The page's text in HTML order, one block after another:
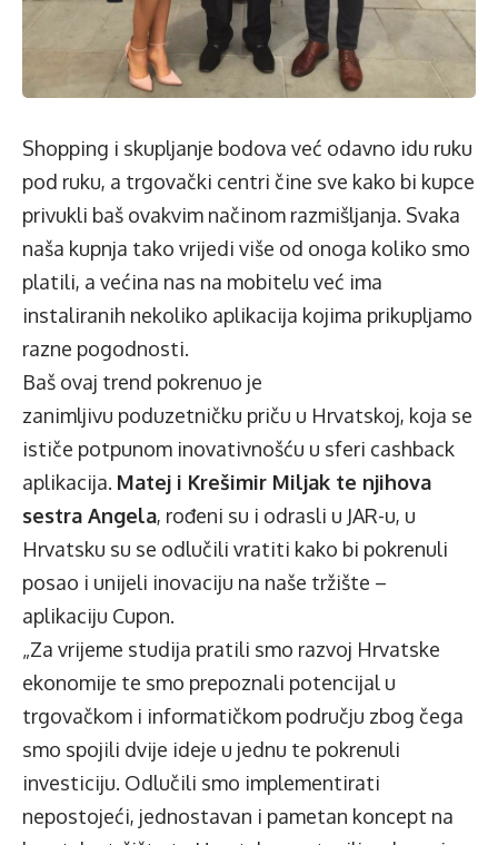
Shopping i skupljanje bodova već odavno idu ruku
pod ruku, a trgovački centri čine sve kako bi kupce
privukli baš ovakvim načinom razmišljanja. Svaka
naša kupnja tako vrijedi više od onoga koliko smo
platili, a većina nas na mobitelu već ima
instaliranih nekoliko aplikacija kojima prikupljamo
razne pogodnosti.
Baš ovaj trend pokrenuo je
zanimljivu poduzetničku priču u Hrvatskoj, koja se
ističe potpunom inovativnošću u sferi cashback
aplikacija. Matej i Krešimir Miljak te njihova
sestra Angela, rođeni su i odrasli u JAR-u, u
Hrvatsku su se odlučili vratiti kako bi pokrenuli
posao i unijeli inovaciju na naše tržište –
aplikaciju Cupon.
„Za vrijeme studija pratili smo razvoj Hrvatske
ekonomije te smo prepoznali potencijal u
trgovačkom i informatičkom području zbog čega
smo spojili dvije ideje u jednu te pokrenuli
investiciju. Odlučili smo implementirati
nepostojeći, jednostavan i pametan koncept na